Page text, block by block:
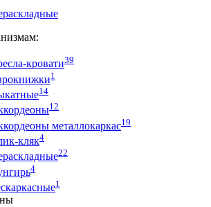
кровати39
1
14
12
металлокаркас19
кляк4
22
4
1